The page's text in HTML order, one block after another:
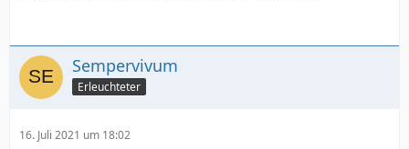
Sempervivum
Erleuchteter
16. Juli 2021 um 18:02